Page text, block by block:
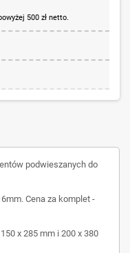
500 zł netto.
podwieszanych do
Cena za komplet -
x 285 mm i 200 x 380